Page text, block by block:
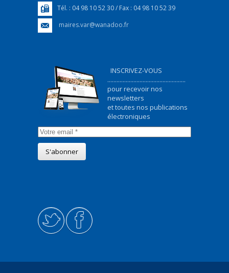
Tél. : 04 98 10 52 30 / Fax : 04 98 10 52 39
maires.var@wanadoo.fr
INSCRIVEZ-VOUS
...................................................
pour recevoir nos
newsletters
et toutes nos publications
électroniques